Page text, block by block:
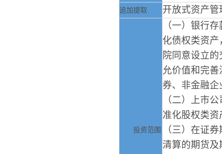
追加提取 开放式资产
投资范围
（一）银行
化债权类资
院同意设立
允价值和完
券、非金融
（二）上市
准化股权类资
（三）在证
清算的期货